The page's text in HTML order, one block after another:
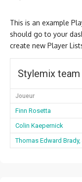
This is an example
should go to your
create new Player
Stylemix team
Joueur
Finn Rosetta
Colin Kaepernick
Thomas Edward Brady,